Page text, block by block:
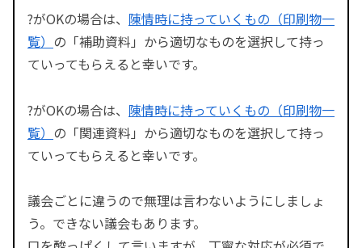
?がOKの場合は、 陳情時に持っていくもの（印刷物一
覧） の「補助資料」から適切なものを選択して持っ
ていってもらえると幸いです。
?がOKの場合は、 陳情時に持っていくもの（印刷物一
覧） の「関連資料」から適切なものを選択して持っ
ていってもらえると幸いです。
議会ごとに違うので無理は言わないようにしましょ
う。できない議会もあります。